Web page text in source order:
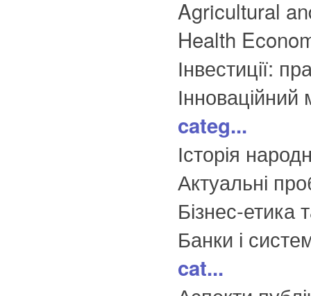
Agricultural
Health
Інвестиції:
categ...
Історія
Актуальні
Бізнес-етика
Банки і
cat...